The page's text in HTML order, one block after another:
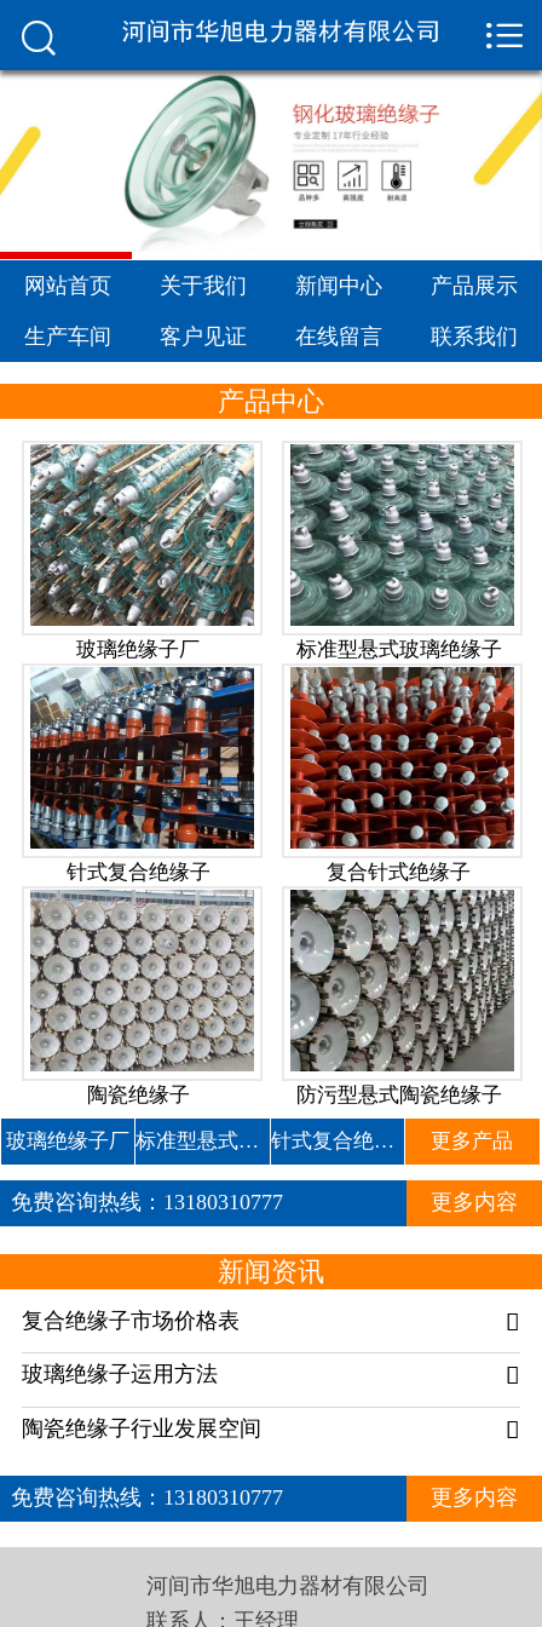
 网站首页
新闻中心
生产车间
客户见证
联系我们


网站首页 关于我们 新闻中心 产品展示
生产车间 客户见证 在线留言 联系我们
产品中心
玻璃绝缘子厂 标准型悬式玻璃绝缘子
针式复合绝缘子 复合针式绝缘子
陶瓷绝缘子 防污型悬式陶瓷绝缘子
玻璃绝缘子厂 标准型悬式玻璃绝缘子 针式复合绝缘子 更多产品
免费咨询热线： 13180310777 更多内容
新闻资讯
复合绝缘子市场价格表 
玻璃绝缘子运用方法 
陶瓷绝缘子行业发展空间 
免费咨询热线： 13180310777 更多内容
河间市华旭电力器材有限公司
联系人：王经理